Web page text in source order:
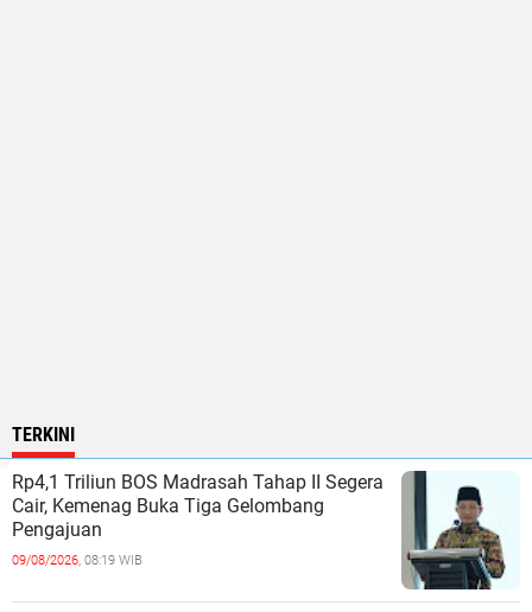
TERKINI
Rp4,1 Triliun BOS Madrasah Tahap II Segera
Cair, Kemenag Buka Tiga Gelombang
Pengajuan
09/08/2026, 08:19 WIB